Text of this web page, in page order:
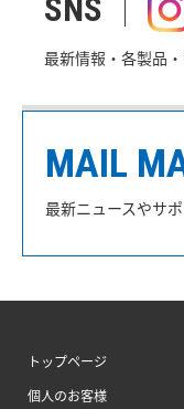
SNS
最新情報・各製品
MAIL
最新ニュースやサ
トップページ
個人のお客様